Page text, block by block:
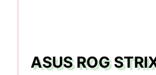
ASUS ROG